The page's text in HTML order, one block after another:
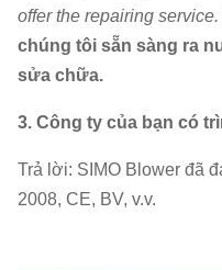
offer the repairing service.
chúng tôi sẵn sàng ra
sửa chữa.
3. Công ty của bạn có
Trả lời: SIMO Blower đã
2008, CE, BV, v.v.